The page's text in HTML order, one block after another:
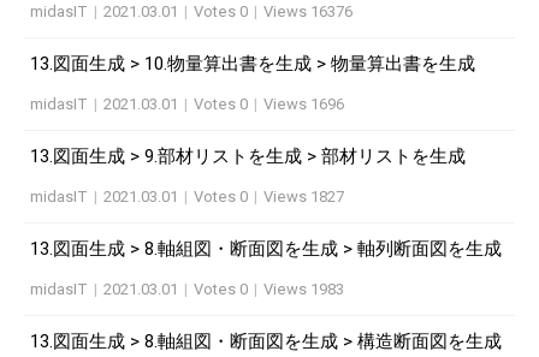
midasIT | 2021.03.01 | Votes 0 | Views 16376
13.図面生成 > 10.物量算出書を生成 > 物量算出書を生成
midasIT | 2021.03.01 | Votes 0 | Views 1696
13.図面生成 > 9.部材リストを生成 > 部材リストを生成
midasIT | 2021.03.01 | Votes 0 | Views 1827
13.図面生成 > 8.軸組図・断面図を生成 > 軸列断面図を生成
midasIT | 2021.03.01 | Votes 0 | Views 1983
13.図面生成 > 8.軸組図・断面図を生成 > 構造断面図を生成